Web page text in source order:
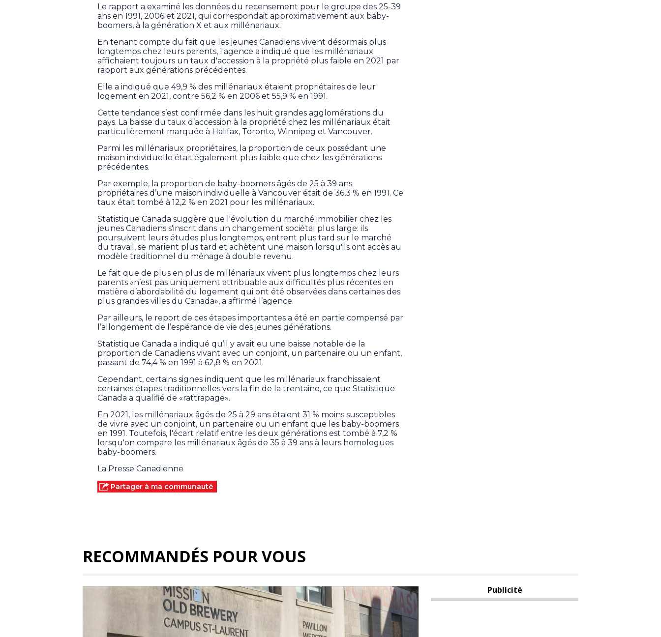
Le rapport a examiné les données du recensement pour le groupe des 25-39
ans en 1991, 2006 et 2021, qui correspondait approximativement aux baby-
boomers, à la génération X et aux millénariaux.
En tenant compte du fait que les jeunes Canadiens vivent désormais plus
longtemps chez leurs parents, l'agence a indiqué que les millénariaux
affichaient toujours un taux d'accession à la propriété plus faible en 2021 par
rapport aux générations précédentes.
Elle a indiqué que 49,9 % des millénariaux étaient propriétaires de leur
logement en 2021, contre 56,2 % en 2006 et 55,9 % en 1991.
Cette tendance s’est confirmée dans les huit grandes agglomérations du
pays. La baisse du taux d’accession à la propriété chez les millénariaux était
particulièrement marquée à Halifax, Toronto, Winnipeg et Vancouver.
Parmi les millénariaux propriétaires, la proportion de ceux possédant une
maison individuelle était également plus faible que chez les générations
précédentes.
Par exemple, la proportion de baby-boomers âgés de 25 à 39 ans
propriétaires d’une maison individuelle à Vancouver était de 36,3 % en 1991. Ce
taux était tombé à 12,2 % en 2021 pour les millénariaux.
Statistique Canada suggère que l'évolution du marché immobilier chez les
jeunes Canadiens s'inscrit dans un changement sociétal plus large: ils
poursuivent leurs études plus longtemps, entrent plus tard sur le marché
du travail, se marient plus tard et achètent une maison lorsqu'ils ont accès au
modèle traditionnel du ménage à double revenu.
Le fait que de plus en plus de millénariaux vivent plus longtemps chez leurs
parents «n’est pas uniquement attribuable aux difficultés plus récentes en
matière d’abordabilité du logement qui ont été observées dans certaines des
plus grandes villes du Canada», a affirmé l’agence.
Par ailleurs, le report de ces étapes importantes a été en partie compensé par
l’allongement de l’espérance de vie des jeunes générations.
Statistique Canada a indiqué qu’il y avait eu une baisse notable de la
proportion de Canadiens vivant avec un conjoint, un partenaire ou un enfant,
passant de 74,4 % en 1991 à 62,8 % en 2021.
Cependant, certains signes indiquent que les millénariaux franchissaient
certaines étapes traditionnelles vers la fin de la trentaine, ce que Statistique
Canada a qualifié de «rattrapage».
En 2021, les millénariaux âgés de 25 à 29 ans étaient 31 % moins susceptibles
de vivre avec un conjoint, un partenaire ou un enfant que les baby-boomers
en 1991. Toutefois, l'écart relatif entre les deux générations est tombé à 7,2 %
lorsqu'on compare les millénariaux âgés de 35 à 39 ans à leurs homologues
baby-boomers.
La Presse Canadienne
Partager à ma communauté
RECOMMANDÉS POUR VOUS
Publicité